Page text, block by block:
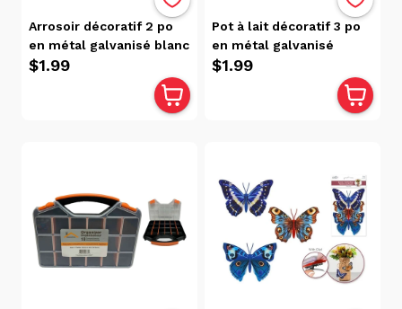
Les
Produits
(3)
Crayola
Prang
(1)
Arrosoir décoratif 2 po
en métal galvanisé blanc
$1.99
Pot à lait décoratif 3 po
en métal galvanisé
$1.99